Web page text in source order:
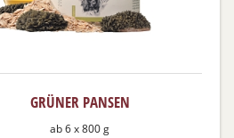
GRÜNER PANSEN
ab 6 x 800 g